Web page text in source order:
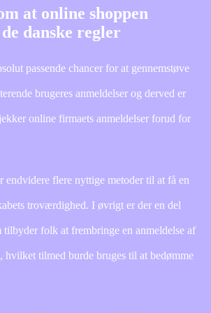
at online shoppen
danske regler
passende chancer for at gennemstøve
brugeres anmeldelser og derved er
online firmaets anmeldelser forud for
endvidere flere nyttige metoder til at få en
troværdighed. I øvrigt er der en del
tilbyder folk at frembringe en anmeldelse af
hvilket tilmed burde bruges til at bedømme